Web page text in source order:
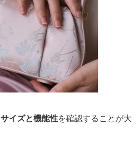
サイズと機能性を確認することが大